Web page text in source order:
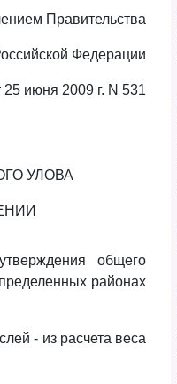
Правительства
Федерации
25 июня 2009 г. N 531
УЛОВА
общего
районах
- из расчета веса